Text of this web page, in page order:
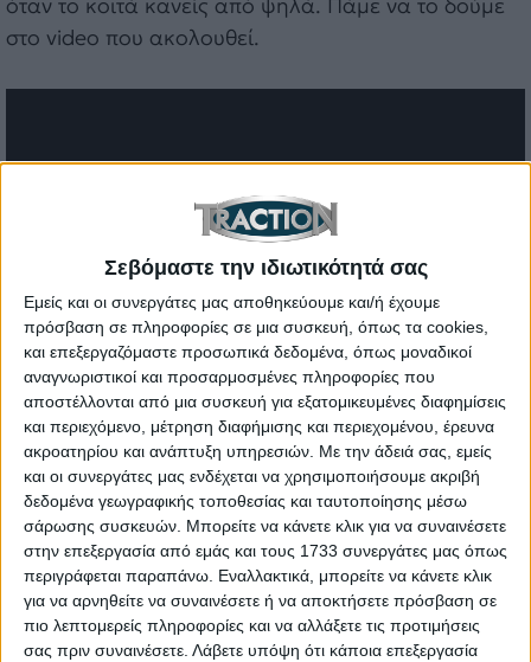
Σεβόμαστε την ιδιωτικότητά σας
Εμείς και οι συνεργάτες μας αποθηκεύουμε και/ή έχουμε
πρόσβαση σε πληροφορίες σε μια συσκευή, όπως τα cookies,
και επεξεργαζόμαστε προσωπικά δεδομένα, όπως μοναδικοί
αναγνωριστικοί και προσαρμοσμένες πληροφορίες που
αποστέλλονται από μια συσκευή για εξατομικευμένες διαφημίσεις
και περιεχόμενο, μέτρηση διαφήμισης και περιεχομένου, έρευνα
ακροατηρίου και ανάπτυξη υπηρεσιών. Με την άδειά σας, εμείς
και οι συνεργάτες μας ενδέχεται να χρησιμοποιήσουμε ακριβή
δεδομένα γεωγραφικής τοποθεσίας και ταυτοποίησης μέσω
σάρωσης συσκευών. Μπορείτε να κάνετε κλικ για να συναινέσετε
στην επεξεργασία από εμάς και τους 1733 συνεργάτες μας όπως
περιγράφεται παραπάνω. Εναλλακτικά, μπορείτε να κάνετε κλικ
για να αρνηθείτε να συναινέσετε ή να αποκτήσετε πρόσβαση σε
πιο λεπτομερείς πληροφορίες και να αλλάξετε τις προτιμήσεις
σας πριν συναινέσετε. Λάβετε υπόψη ότι κάποια επεξεργασία
στο video που ακολουθεί.